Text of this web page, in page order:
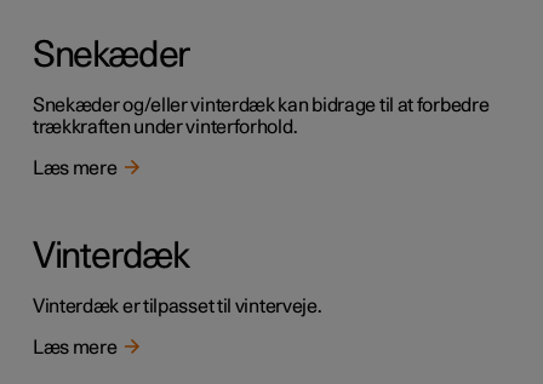
Snekæder
Snekæder og/eller vinterdæk kan bidrage til at forbedre
trækkraften under vinterforhold.
Læs mere
Vinterdæk
Vinterdæk er tilpasset til vinterveje.
Læs mere